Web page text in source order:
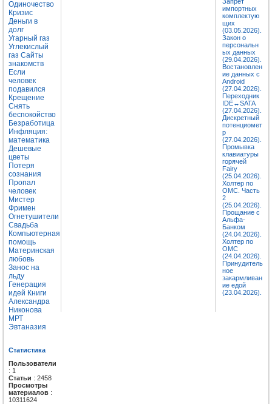
Одиночество
Кризис
Деньги в
долг
Угарный газ
Углекислый
газ Сайты
знакомств
Если
человек
подавился
Крещение
Снять
беспокойство
Безработица
Инфляция:
математика
Дешевые
цветы
Потеря
сознания
Пропал
человек
Мистер
Фримен
Огнетушители
Свадьба
Компьютерная
помощь
Материнская
любовь
Занос на
льду
Генерация
идей Книги
Александра
Никонова
МРТ
Эвтаназия
Статистика
Пользователи
: 1
Статьи : 2458
Просмотры
материалов :
10311624
импортных
комплектую
щих
(03.05.2026).
Закон о
персональн
ых данных
(29.04.2026).
Востановлен
ие данных с
Android
(27.04.2026).
Переходник
IDE↔SATA
(27.04.2026).
Дискретный
потенциомет
р
(27.04.2026).
Промывка
клавиатуры
горячей
Fairy
(25.04.2026).
Холтер по
ОМС. Часть
2
(25.04.2026).
Прощание с
Альфа-
Банком
(24.04.2026).
Холтер по
ОМС
(24.04.2026).
Принудитель
ное
закармливан
ие едой
(23.04.2026).